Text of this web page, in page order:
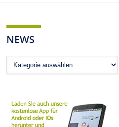
NEWS
News